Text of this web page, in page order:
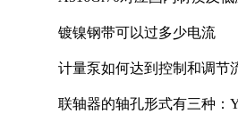
镀镍钢带可以过多少电流
计量泵如何达到控制和调节
联轴器的轴孔形式有三种：